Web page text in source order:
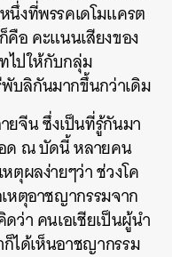
นึ่งที่พรรคเดโมแครต
คือ คะแนนเสียงของ
ไปให้กับกลุ่ม
บลิกันมากขึ้นกว่าเดิม
ยจีน ซึ่งเป็นที่รู้กันมา
ด ณ บัดนี้ หลายคน
ตุผลง่ายๆว่า ช่วงโค
หตุอาชญากรรมจาก
ว่า คนเอเชียเป็นผู้นำ
ก็ได้เห็นอาชญากรรม